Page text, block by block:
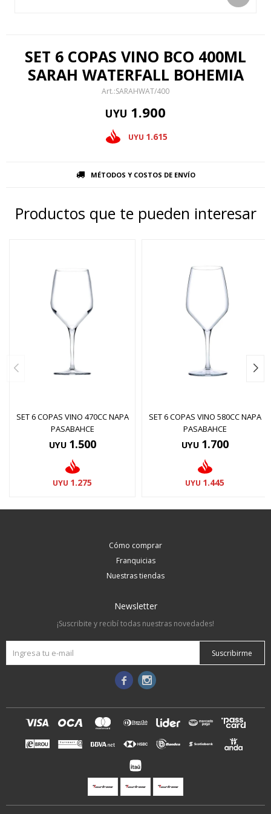
SET 6 COPAS VINO BCO 400ML
SARAH WATERFALL BOHEMIA
SARAHWAT/400
UYU 1.900
UYU 1.615
MÉTODOS Y COSTOS DE ENVÍO
Productos que te pueden interesar
SET 6 COPAS VINO 470CC NAPA
PASABAHCE
UYU 1.500
UYU 1.275
SET 6 COPAS VINO 580CC NAPA
PASABAHCE
UYU 1.700
UYU 1.445
Cómo comprar
Franquicias
Nuestras tiendas
Newsletter
¡Suscribite y recibí todas nuestras novedades!
Suscribirme
 